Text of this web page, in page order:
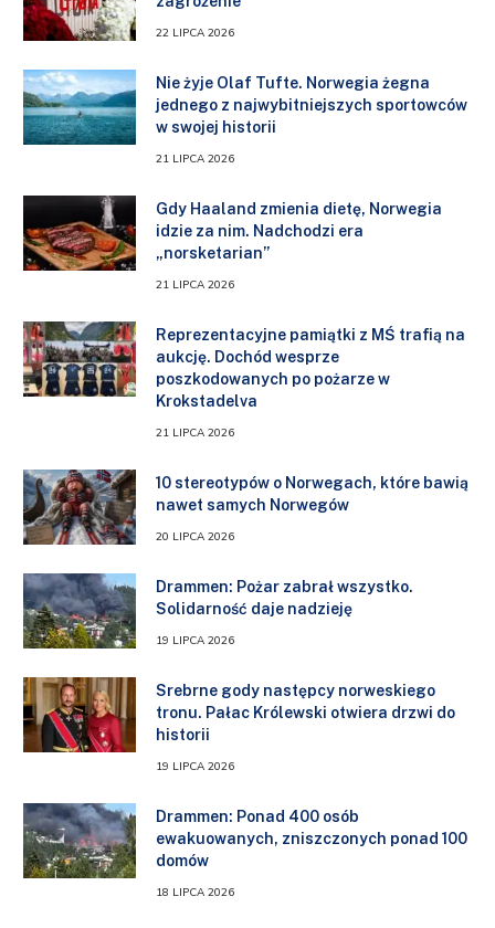
22 LIPCA 2026
Nie żyje Olaf Tufte. Norwegia żegna
jednego z najwybitniejszych sportowców
w swojej historii
21 LIPCA 2026
Gdy Haaland zmienia dietę, Norwegia
idzie za nim. Nadchodzi era
„norsketarian”
21 LIPCA 2026
Reprezentacyjne pamiątki z MŚ trafią na
aukcję. Dochód wesprze
poszkodowanych po pożarze w
Krokstadelva
21 LIPCA 2026
10 stereotypów o Norwegach, które bawią
nawet samych Norwegów
20 LIPCA 2026
Drammen: Pożar zabrał wszystko.
Solidarność daje nadzieję
19 LIPCA 2026
Srebrne gody następcy norweskiego
tronu. Pałac Królewski otwiera drzwi do
historii
19 LIPCA 2026
Drammen: Ponad 400 osób
ewakuowanych, zniszczonych ponad 100
domów
18 LIPCA 2026